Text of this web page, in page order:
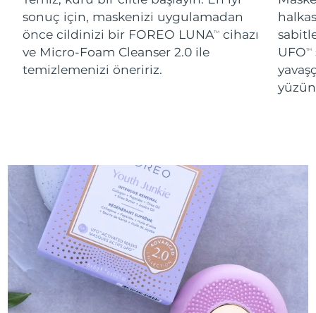
sonuç için, maskenizi uygulamadan
önce cildinizi bir FOREO LUNATM
cihazı
ve Micro-Foam Cleanser 2.0 ile
temizlemenizi öneririz.
UFOTM